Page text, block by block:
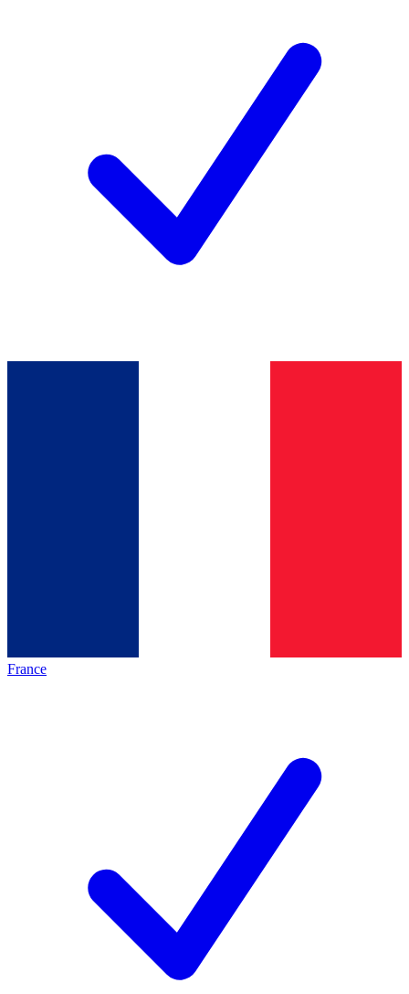
France